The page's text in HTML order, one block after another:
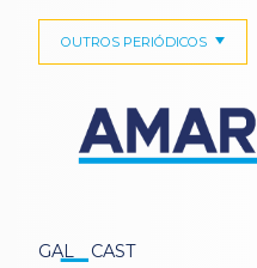
GAL CAST
OUTROS PERIÓDICOS